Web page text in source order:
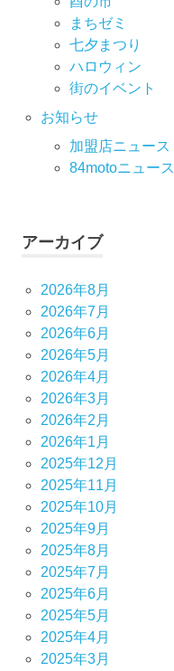
まちゼミ
七⼣まつり
ハロウィン
街のイベント
お知らせ
加盟店ニュース
84motoニュース
アーカイブ
2026年8月
2026年7月
2026年6月
2026年5月
2026年4月
2026年3月
2026年2月
2026年1月
2025年12月
2025年11月
2025年10月
2025年9月
2025年8月
2025年7月
2025年6月
2025年5月
2025年4月
2025年3月